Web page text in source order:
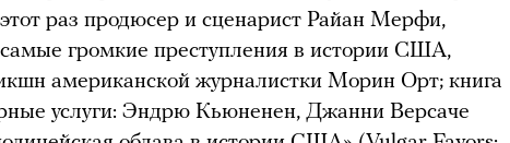
раз продюсер и сценарист Райан Мерфи,
громкие преступления в истории США,
американской журналистки Морин Орт; книга
услуги: Эндрю Кьюненен, Джанни Версаче